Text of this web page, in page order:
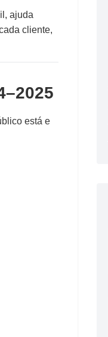
ajuda
cliente,
está e